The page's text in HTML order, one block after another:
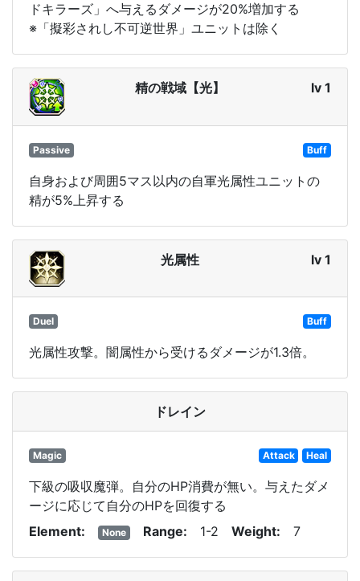
ドキラーズ」へ与えるダメージが20%増加する
※「擬彩されし不可逆世界」ユニットは除く
精の戦域【光】 lv 1
Passive Buff
自身および周囲5マス以内の自軍光属性ユニットの
精が5%上昇する
光属性 lv 1
Duel Buff
光属性攻撃。闇属性から受けるダメージが1.3倍。
ドレイン
Magic Attack Heal
下級の吸収魔弾。自分のHP消費が無い。与えたダメ
ージに応じて自分のHPを回復する
Element
None Range 1-2 Weight 7